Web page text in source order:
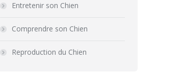
Entretenir son Chien
Comprendre son Chien
Reproduction du Chien